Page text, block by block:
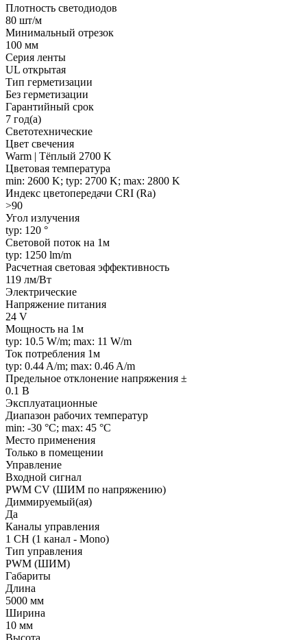
Плотность светодиодов
80 шт/м
Минимальный отрезок
100 мм
Серия ленты
UL открытая
Тип герметизации
Без герметизации
Гарантийный срок
7 год(а)
Светотехнические
Цвет свечения
Warm | Тёплый 2700 K
Цветовая температура
min: 2600 K; typ: 2700 K; max: 2800 K
Индекс цветопередачи CRI (Ra)
>90
Угол излучения
typ: 120 °
Световой поток на 1м
typ: 1250 lm/m
Расчетная световая эффективность
119 лм/Вт
Электрические
Напряжение питания
24 V
Мощность на 1м
typ: 10.5 W/m; max: 11 W/m
Ток потребления 1м
typ: 0.44 A/m; max: 0.46 A/m
Предельное отклонение напряжения ±
0.1 В
Эксплуатационные
Диапазон рабочих температур
min: -30 °C; max: 45 °C
Место применения
Только в помещении
Управление
Входной сигнал
PWM СV (ШИМ по напряжению)
Диммируемый(ая)
Да
Каналы управления
1 CH (1 канал - Mono)
Тип управления
PWM (ШИМ)
Габариты
Длина
5000 мм
Ширина
10 мм
Высота